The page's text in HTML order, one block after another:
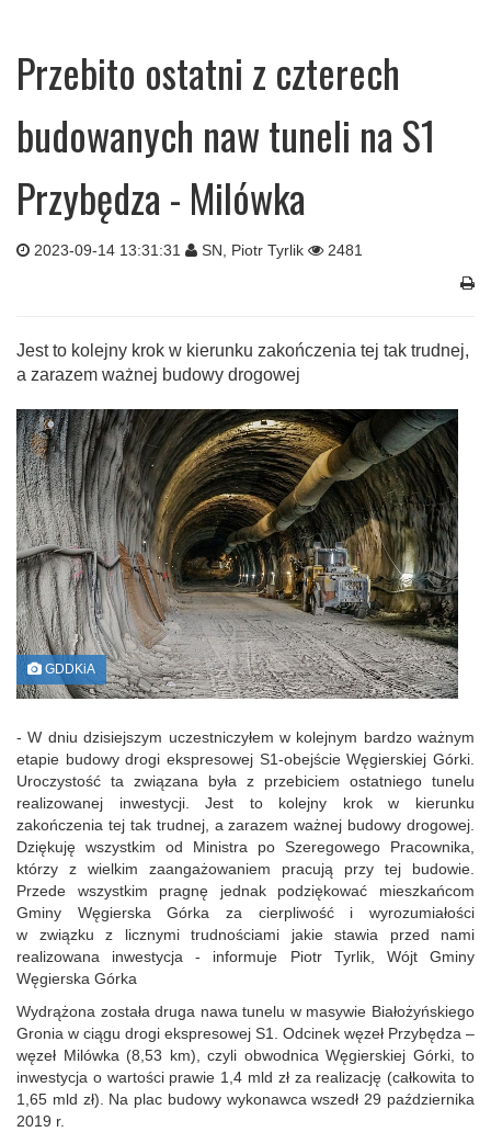
Przebito ostatni z czterech
budowanych naw tuneli na S1
Przybędza - Milówka
2023-09-14 13:31:31 SN, Piotr Tyrlik 2481
Jest to kolejny krok w kierunku zakończenia tej tak trudnej,
a zarazem ważnej budowy drogowej
GDDKiA
- W dniu dzisiejszym uczestniczyłem w kolejnym bardzo ważnym
etapie budowy drogi ekspresowej S1-obejście Węgierskiej Górki.
Uroczystość ta związana była z przebiciem ostatniego tunelu
realizowanej inwestycji. Jest to kolejny krok w kierunku
zakończenia tej tak trudnej, a zarazem ważnej budowy drogowej.
Dziękuję wszystkim od Ministra po Szeregowego Pracownika,
którzy z wielkim zaangażowaniem pracują przy tej budowie.
Przede wszystkim pragnę jednak podziękować mieszkańcom
Gminy Węgierska Górka za cierpliwość i wyrozumiałości
w związku z licznymi trudnościami jakie stawia przed nami
realizowana inwestycja - informuje Piotr Tyrlik, Wójt Gminy
Węgierska Górka
Wydrążona została druga nawa tunelu w masywie Białożyńskiego
Gronia w ciągu drogi ekspresowej S1. Odcinek węzeł Przybędza –
węzeł Milówka (8,53 km), czyli obwodnica Węgierskiej Górki, to
inwestycja o wartości prawie 1,4 mld zł za realizację (całkowita to
1,65 mld zł). Na plac budowy wykonawca wszedł 29 października
2019 r.